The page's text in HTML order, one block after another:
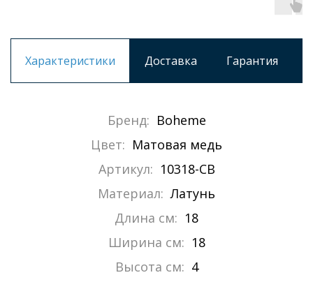
Характеристики Доставка Гарантия
Бренд: Boheme
Цвет: Матовая медь
Артикул: 10318-CB
Материал: Латунь
Длина см: 18
Ширина см: 18
Высота см: 4